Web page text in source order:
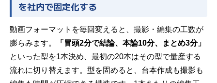
を社内で固定化する
動画フォーマットを毎回変えると、撮影・編集の工数が
膨らみます。
「冒頭2分で結論、本論10分、まとめ3分」
といった型を1本決め、最初の20本はその型で量産する
流れに切り替えます。型を固めると、台本作成も撮影も